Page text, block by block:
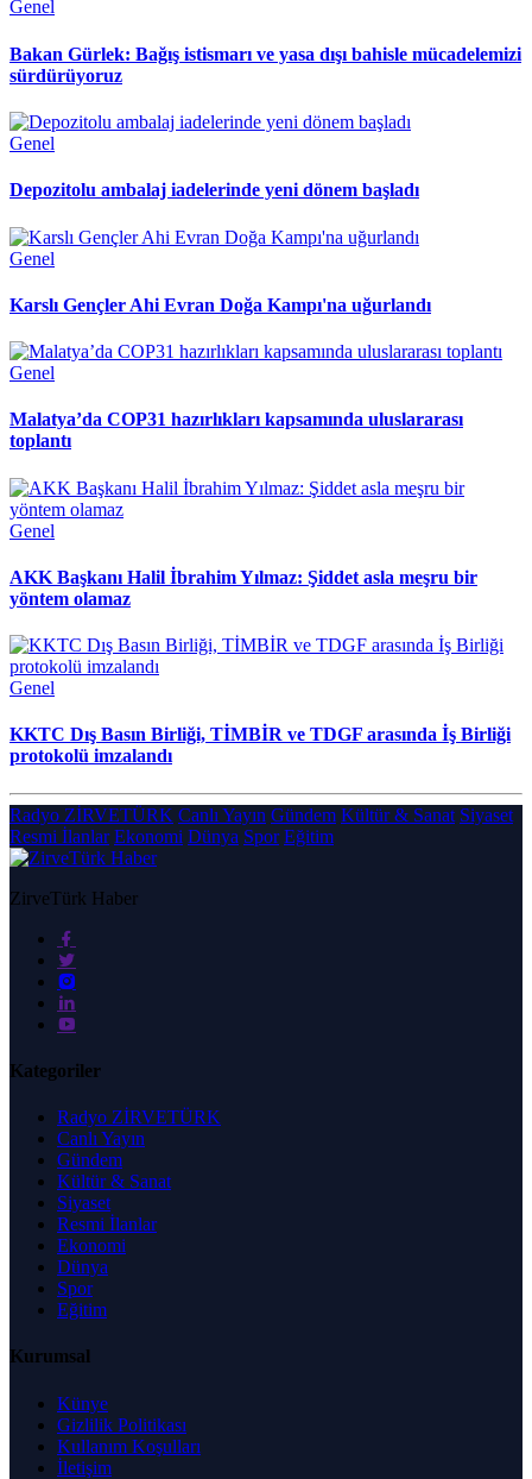
Genel
Bakan Gürlek: Bağış istismarı ve yasa dışı bahisle mücadelemizi
sürdürüyoruz
Genel
Depozitolu ambalaj iadelerinde yeni dönem başladı
Genel
Karslı Gençler Ahi Evran Doğa Kampı'na uğurlandı
Genel
Malatya’da COP31 hazırlıkları kapsamında uluslararası
toplantı
Genel
AKK Başkanı Halil İbrahim Yılmaz: Şiddet asla meşru bir
yöntem olamaz
Genel
KKTC Dış Basın Birliği, TİMBİR ve TDGF arasında İş Birliği
protokolü imzalandı
Radyo ZİRVETÜRK Canlı Yayın Gündem Kültür & Sanat Siyaset
Resmi İlanlar Ekonomi Dünya Spor Eğitim
ZirveTürk Haber
Kategoriler
Radyo ZİRVETÜRK
Canlı Yayın
Gündem
Kültür & Sanat
Siyaset
Resmi İlanlar
Ekonomi
Dünya
Spor
Eğitim
Kurumsal
Künye
Gizlilik Politikası
Kullanım Koşulları
İletişim